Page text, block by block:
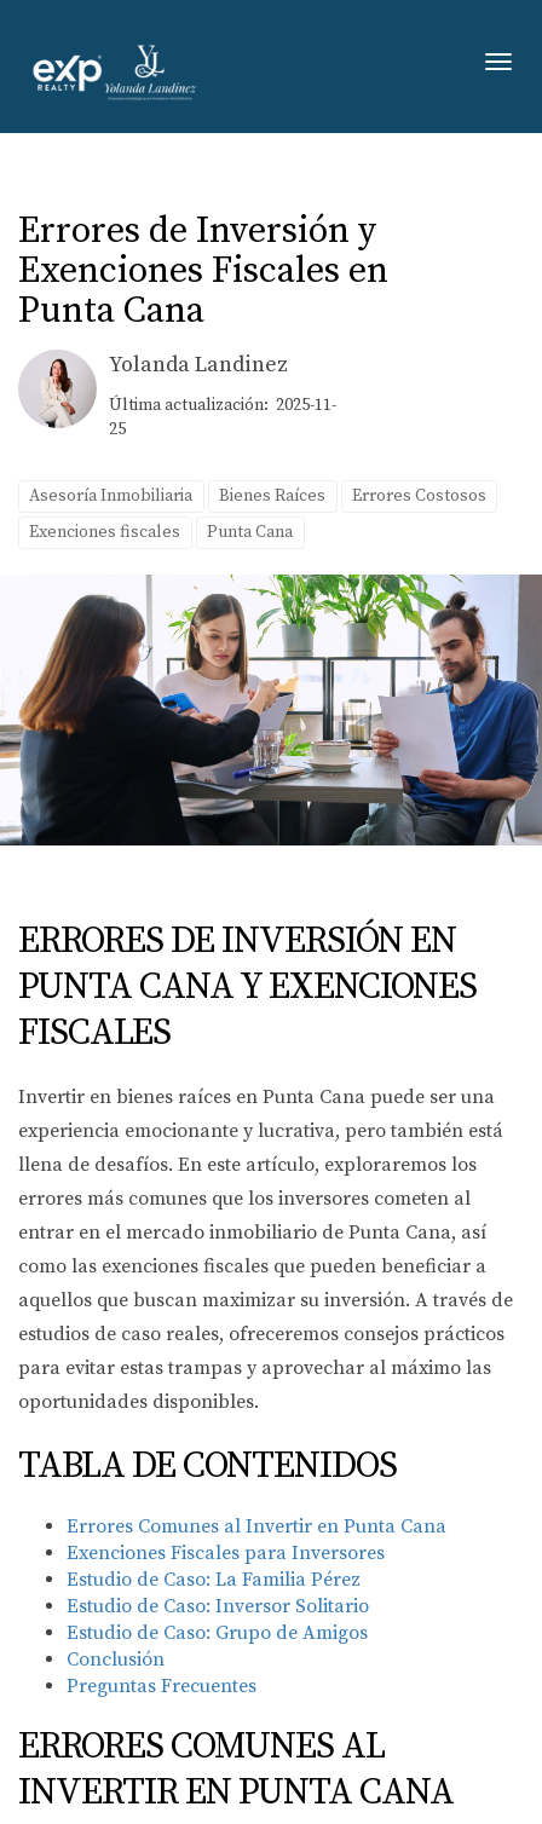
Errores de Inversión y
Exenciones Fiscales en
Punta Cana
Yolanda Landinez
Última actualización: 2025-11-
25
Asesoría Inmobiliaria Bienes Raíces
Errores Costosos
Exenciones fiscales
Punta Cana
ERRORES DE INVERSIÓN EN
PUNTA CANA Y EXENCIONES
FISCALES
Invertir en bienes raíces en Punta Cana puede ser una
experiencia emocionante y lucrativa, pero también está
llena de desafíos. En este artículo, exploraremos los
errores más comunes que los inversores cometen al
entrar en el mercado inmobiliario de Punta Cana, así
como las exenciones fiscales que pueden beneficiar a
aquellos que buscan maximizar su inversión. A través de
estudios de caso reales, ofreceremos consejos prácticos
para evitar estas trampas y aprovechar al máximo las
oportunidades disponibles.
TABLA DE CONTENIDOS
Errores Comunes al Invertir en Punta Cana
Exenciones Fiscales para Inversores
Estudio de Caso: La Familia Pérez
Estudio de Caso: Inversor Solitario
Estudio de Caso: Grupo de Amigos
Conclusión
Preguntas Frecuentes
ERRORES COMUNES AL
INVERTIR EN PUNTA CANA